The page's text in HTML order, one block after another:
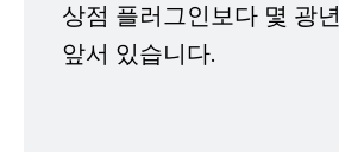
상점 플러그인보다 몇 광년
앞서 있습니다.